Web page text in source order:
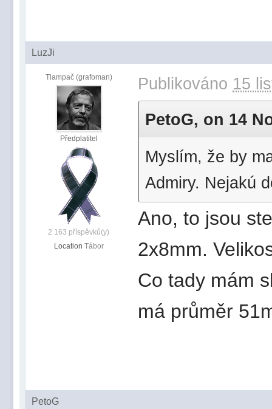
LuzJi
Tlampač (grafoman)
Předplatitel
2 163 příspěvků(y)
Location Tábor
Publikováno 15
PetoG, on 14
Myslím, že by
Admiry. Nejakú
Ano, to jsou
2x8mm.
Co tady mám
má průměr
PetoG